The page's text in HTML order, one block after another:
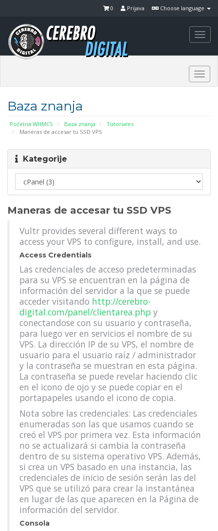
Choose language
Prijava
0
Baza znanja
Početna WHMCS Baza znanja
Tutoriales
Maneras de accesar tu SSD VPS
Kategorije
Maneras de accesar tu SSD VPS
Vultr provides several different ways to
access your VPS to configure, install, and use.
Access Credentials
Las credenciales de acceso predeterminadas
para su VPS se encuentran en la página de
información del servidor a la que se puede
acceder visitando http://cerebro-
digital.com/panel/clientarea.php y
conectandose con su usuario y contraseña,
para luego ver en servicios el nombre de su
VPS. La dirección IP de su VPS, el nombre de
usuario para el usuario raíz / administrador
y la contraseña se muestran en esta página.
La contraseña se puede revelar haciendo clic
en el icono de ojo y se puede copiar en el
portapapeles usando el icono de copia.
Nota sobre las credenciales: Las credenciales
enumeradas son las que usamos cuando se
creó el VPS por primera vez. Esta información
no se actualizará si cambia la contraseña
dentro de su sistema operativo VPS. Además,
si crea un VPS basado en una instancia, las
credenciales de inicio de sesión serán las del
VPS que se utilizó para crear la instantánea
en lugar de las que aparecen en la Página de
información del servidor.
Consola